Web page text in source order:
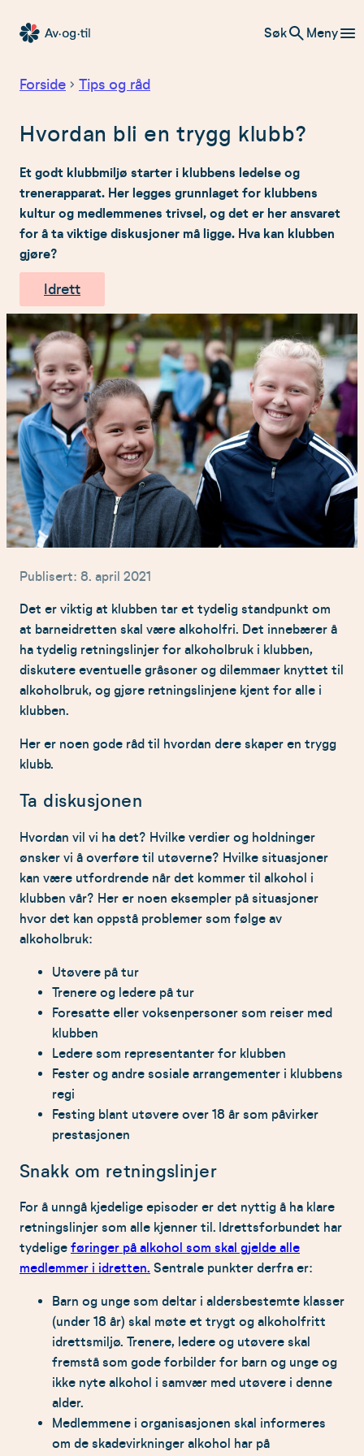
Av-
til
Søk Meny
Forside Tips og råd
Hvordan bli en trygg klubb?
Et godt klubbmiljø starter i klubbens ledelse og
trenerapparat. Her legges grunnlaget for klubbens
kultur og medlemmenes trivsel, og det er her ansvaret
for å ta viktige diskusjoner må ligge. Hva kan klubben
gjøre?
Idrett
Publisert: 8. april 2021
Det er viktig at klubben tar et tydelig standpunkt om
at barneidretten skal være alkoholfri. Det innebærer å
ha tydelig retningslinjer for alkoholbruk i klubben,
diskutere eventuelle gråsoner og dilemmaer knyttet til
alkoholbruk, og gjøre retningslinjene kjent for alle i
klubben.
Her er noen gode råd til hvordan dere skaper en trygg
klubb.
Ta diskusjonen
Hvordan vil vi ha det? Hvilke verdier og holdninger
ønsker vi å overføre til utøverne? Hvilke situasjoner
kan være utfordrende når det kommer til alkohol i
klubben vår? Her er noen eksempler på situasjoner
hvor det kan oppstå problemer som følge av
alkoholbruk:
Utøvere på tur
Trenere og ledere på tur
Foresatte eller voksenpersoner som reiser med
klubben
Ledere som representanter for klubben
Fester og andre sosiale arrangementer i klubbens
regi
Festing blant utøvere over 18 år som påvirker
prestasjonen
Snakk om retningslinjer
For å unngå kjedelige episoder er det nyttig å ha klare
retningslinjer som alle kjenner til. Idrettsforbundet har
tydelige føringer på alkohol som skal gjelde alle
medlemmer i idretten. Sentrale punkter derfra er:
Barn og unge som deltar i aldersbestemte klasser
(under 18 år) skal møte et trygt og alkoholfritt
idrettsmiljø. Trenere, ledere og utøvere skal
fremstå som gode forbilder for barn og unge og
ikke nyte alkohol i samvær med utøvere i denne
alder.
Medlemmene i organisasjonen skal informeres
om de skadevirkninger alkohol har på